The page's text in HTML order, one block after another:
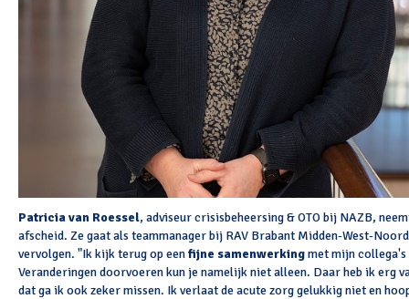
Patricia van Roessel, adviseur crisisbeheersing & OTO bij NAZB,
afscheid. Ze gaat als teammanager bij RAV Brabant Midden-West-
vervolgen. "Ik kijk terug op eenfijne samenwerkingmet mijn
Veranderingen doorvoeren kun je namelijk niet alleen. Daar heb ik erg
dat ga ik ook zeker missen. Ik verlaat de acute zorg gelukkig niet en